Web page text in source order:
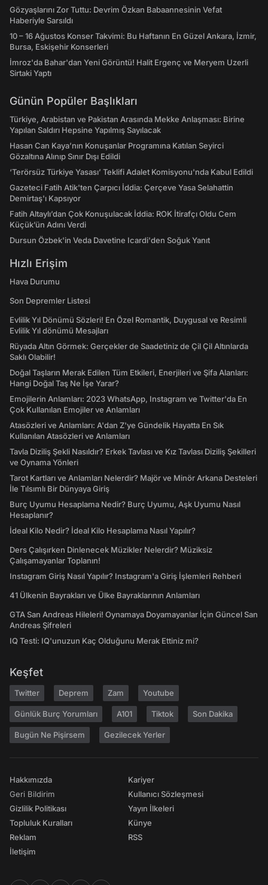
Gözyaşlarını Zor Tuttu: Devrim Özkan Babaannesinin Vefat
Haberiyle Sarsıldı
10 – 16 Ağustos Konser Takvimi: Bu Haftanın En Güzel Ankara, İzmir,
Bursa, Eskişehir Konserleri
İmroz'da Bahar'dan Yeni Görüntü! Halit Ergenç ve Meryem Uzerli
Sirtaki Yaptı
Günün Popüler Başlıkları
Türkiye, Arabistan ve Pakistan Arasında Mekke Anlaşması: Birine
Yapılan Saldırı Hepsine Yapılmış Sayılacak
Hasan Can Kaya’nın Konuşanlar Programına Katılan Seyirci
Gözaltına Alınıp Sınır Dışı Edildi
‘Terörsüz Türkiye Yasası’ Teklifi Adalet Komisyonu'nda Kabul Edildi
Gazeteci Fatih Atik'ten Çarpıcı İddia: Çerçeve Yasa Selahattin
Demirtaş'ı Kapsıyor
Fatih Altaylı’dan Çok Konuşulacak İddia: ROK İtirafçı Oldu Cem
Küçük’ün Adını Verdi
Dursun Özbek'in Veda Davetine Icardi'den Soğuk Yanıt
Hızlı Erişim
Hava Durumu
Son Depremler Listesi
Evlilik Yıl Dönümü Sözleri! En Özel Romantik, Duygusal ve Resimli
Evlilik Yıl dönümü Mesajları
Rüyada Altın Görmek: Gerçekler de Saadetiniz de Çil Çil Altınlarda
Saklı Olabilir!
Doğal Taşların Merak Edilen Tüm Etkileri, Enerjileri ve Şifa Alanları:
Hangi Doğal Taş Ne İşe Yarar?
Emojilerin Anlamları: 2023 WhatsApp, Instagram ve Twitter'da En
Çok Kullanılan Emojiler ve Anlamları
Atasözleri ve Anlamları: A'dan Z'ye Gündelik Hayatta En Sık
Kullanılan Atasözleri ve Anlamları
Tavla Diziliş Şekli Nasıldır? Erkek Tavlası ve Kız Tavlası Diziliş Şekilleri
ve Oynama Yönleri
Tarot Kartları ve Anlamları Nelerdir? Majör ve Minör Arkana Desteleri
İle Tılsımlı Bir Dünyaya Giriş
Burç Uyumu Hesaplama Nedir? Burç Uyumu, Aşk Uyumu Nasıl
Hesaplanır?
İdeal Kilo Nedir? İdeal Kilo Hesaplama Nasıl Yapılır?
Ders Çalışırken Dinlenecek Müzikler Nelerdir? Müziksiz
Çalışamayanlar Toplanın!
Instagram Giriş Nasıl Yapılır? Instagram'a Giriş İşlemleri Rehberi
41 Ülkenin Bayrakları ve Ülke Bayraklarının Anlamları
GTA San Andreas Hileleri! Oynamaya Doyamayanlar İçin Güncel San
Andreas Şifreleri
IQ Testi: IQ'unuzun Kaç Olduğunu Merak Ettiniz mi?
Keşfet
Twitter Deprem Zam Youtube
Günlük Burç Yorumları A101 Tiktok Son Dakika
Bugün Ne Pişirsem Gezilecek Yerler
Hakkımızda
Geri Bildirim
Gizlilik Politikası
Topluluk Kuralları
Reklam
İletişim
Kariyer
Kullanıcı Sözleşmesi
Yayın İlkeleri
Künye
RSS